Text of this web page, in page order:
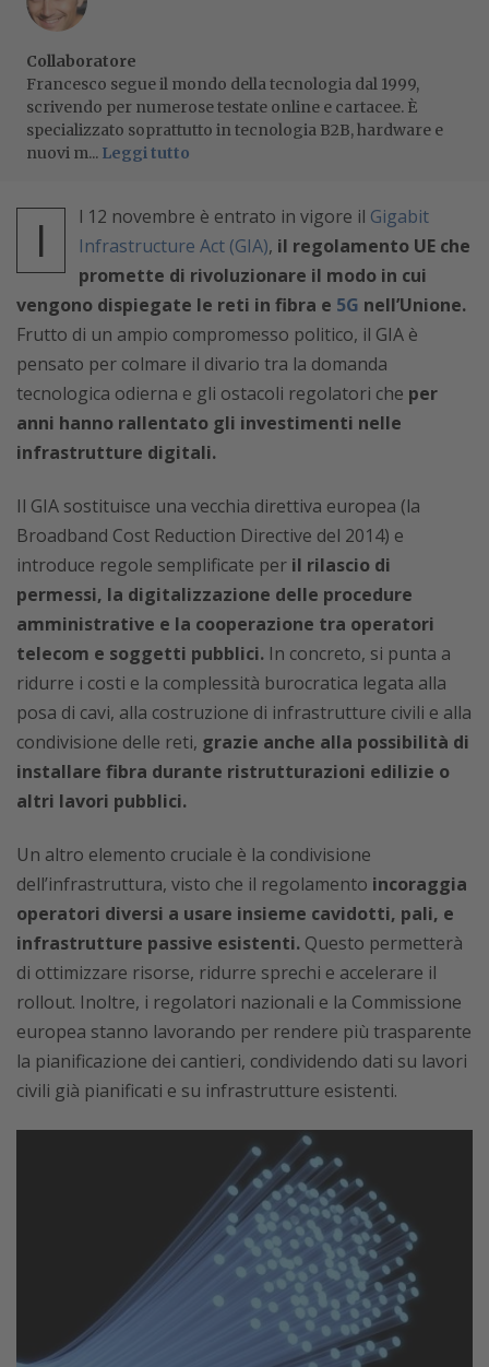
Collaboratore
Francesco segue il mondo della tecnologia dal 1999,
scrivendo per numerose testate online e cartacee. È
specializzato soprattutto in tecnologia B2B, hardware e
nuovi m... Leggi tutto
I l 12 novembre è entrato in vigore il Gigabit
Infrastructure Act (GIA), il regolamento UE che
promette di rivoluzionare il modo in cui
vengono dispiegate le reti in fibra e 5G nell’Unione.
Frutto di un ampio compromesso politico, il GIA è
pensato per colmare il divario tra la domanda
tecnologica odierna e gli ostacoli regolatori che per
anni hanno rallentato gli investimenti nelle
infrastrutture digitali.
Il GIA sostituisce una vecchia direttiva europea (la
Broadband Cost Reduction Directive del 2014) e
introduce regole semplificate per il rilascio di
permessi, la digitalizzazione delle procedure
amministrative e la cooperazione tra operatori
telecom e soggetti pubblici. In concreto, si punta a
ridurre i costi e la complessità burocratica legata alla
posa di cavi, alla costruzione di infrastrutture civili e alla
condivisione delle reti, grazie anche alla possibilità di
installare fibra durante ristrutturazioni edilizie o
altri lavori pubblici.
Un altro elemento cruciale è la condivisione
dell’infrastruttura, visto che il regolamento incoraggia
operatori diversi a usare insieme cavidotti, pali, e
infrastrutture passive esistenti. Questo permetterà
di ottimizzare risorse, ridurre sprechi e accelerare il
rollout. Inoltre, i regolatori nazionali e la Commissione
europea stanno lavorando per rendere più trasparente
la pianificazione dei cantieri, condividendo dati su lavori
civili già pianificati e su infrastrutture esistenti.